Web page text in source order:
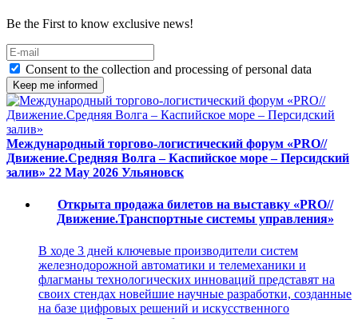
Be the First to know exclusive news!
Consent to the collection and processing of personal data
Keep me informed
Международный торгово-логистический форум «PRO//
Движение.Средняя Волга – Каспийское море – Персидский
залив» 22 May 2026 Ульяновск
Открыта продажа билетов на выставку «PRO//
Движение.Транспортные системы управления»
В ходе 3 дней ключевые производители систем
железнодорожной автоматики и телемеханики и
флагманы технологических инноваций представят на
своих стендах новейшие научные разработки, созданные
на базе цифровых решений и искусственного